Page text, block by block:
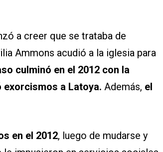
a creer que se trataba de
Ammons acudió a la iglesia para
culminó en el 2012 con la
a Latoya. Además, el
en el 2012, luego de mudarse y